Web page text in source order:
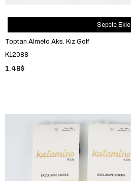
Toptan Almeto Aks. Kız Golf
K12088
1.49$
Sepete Ekle